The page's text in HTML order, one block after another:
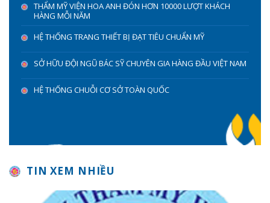
THẨM MỸ VIỆN HOA ANH ĐÓN HƠN 10000 LƯỢT KHÁCH
HÀNG MỖI NĂM
HỆ THỐNG TRANG THIẾT BỊ ĐẠT TIÊU CHUẨN MỸ
SỞ HỮU ĐỘI NGŨ BÁC SỸ CHUYÊN GIA HÀNG ĐẦU VIỆT NAM
HỆ THỐNG CHUỖI CƠ SỞ TOÀN QUỐC
TIN XEM NHIỀU